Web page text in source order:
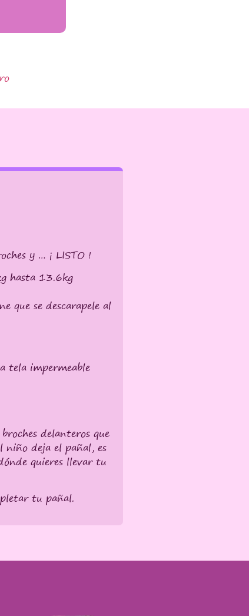
y … ¡ LISTO !
hasta 13.6kg
que se descarapele al
tela impermeable
delanteros que
niño deja el pañal, es
quieres llevar tu
tu pañal.